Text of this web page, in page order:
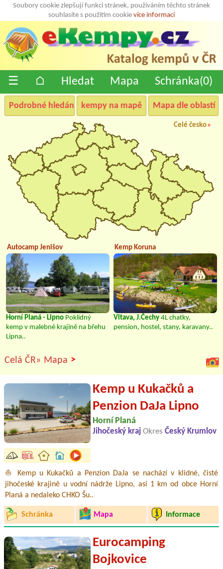
Soubory cookie zlepšují funkci stránek, používáním těchto stránek
souhlasíte s použitím cookie více informací
☰ ⌂ Hledat Mapa Schránka(0)
Podrobné hledání kempy na mapě Mapa dle oblastí
Celé česko»
Autocamp Jenišov
Horní Planá - Lipno Poklidný
kemp v malebné krajině na břehu
Lipna..
Kemp Koruna
Vltava, J.Čechy 4L chatky,
pension, hostel, stany, karavany..
Celá ČR» Mapa >
Kemp u Kukačků a
Penzion DaJa Lipno
Horní Planá
Jihočeský kraj Okres Český Krumlov
⛵ Kemp u Kukačků a Penzion DaJa se nachází v klidné, čisté
jihočeské krajině u vodní nádrže Lipno, asi 1 km od obce Horní
Planá a nedaleko CHKO Šu..
Schránka Mapa Informace
Eurocamping
Bojkovice